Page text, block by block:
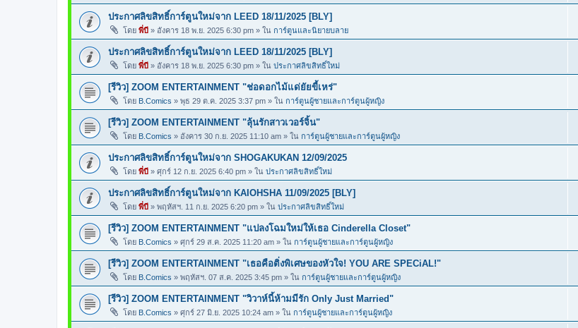
ประกาศลิขสิทธิ์การ์ตูนใหม่จาก LEED 18/11/2025 [BLY]
โดย พี่บี » อังคาร 18 พ.ย. 2025 6:30 pm » ใน การ์ตูนและนิยายบลาย
ประกาศลิขสิทธิ์การ์ตูนใหม่จาก LEED 18/11/2025 [BLY]
โดย พี่บี » อังคาร 18 พ.ย. 2025 6:30 pm » ใน ประกาศลิขสิทธิ์ใหม่
[รีวิว] ZOOM ENTERTAINMENT "ช่อดอกไม้แด่ยัยขี้เหร่"
โดย B.Comics » พุธ 29 ต.ค. 2025 3:37 pm » ใน การ์ตูนผู้ชายและการ์ตูนผู้หญิง
[รีวิว] ZOOM ENTERTAINMENT "ลุ้นรักสาวเวอร์จิ้น"
โดย B.Comics » อังคาร 30 ก.ย. 2025 11:10 am » ใน การ์ตูนผู้ชายและการ์ตูนผู้หญิง
ประกาศลิขสิทธิ์การ์ตูนใหม่จาก SHOGAKUKAN 12/09/2025
โดย พี่บี » ศุกร์ 12 ก.ย. 2025 6:40 pm » ใน ประกาศลิขสิทธิ์ใหม่
ประกาศลิขสิทธิ์การ์ตูนใหม่จาก KAIOHSHA 11/09/2025 [BLY]
โดย พี่บี » พฤหัสฯ. 11 ก.ย. 2025 6:20 pm » ใน ประกาศลิขสิทธิ์ใหม่
[รีวิว] ZOOM ENTERTAINMENT "แปลงโฉมใหม่ให้เธอ Cinderella Closet"
โดย B.Comics » ศุกร์ 29 ส.ค. 2025 11:20 am » ใน การ์ตูนผู้ชายและการ์ตูนผู้หญิง
[รีวิว] ZOOM ENTERTAINMENT "เธอคือติ่งพิเศษของหัวใจ! YOU ARE SPECiAL!"
โดย B.Comics » พฤหัสฯ. 07 ส.ค. 2025 3:45 pm » ใน การ์ตูนผู้ชายและการ์ตูนผู้หญิง
[รีวิว] ZOOM ENTERTAINMENT "วิวาห์นี้ห้ามมีรัก Only Just Married"
โดย B.Comics » ศุกร์ 27 มิ.ย. 2025 10:24 am » ใน การ์ตูนผู้ชายและการ์ตูนผู้หญิง